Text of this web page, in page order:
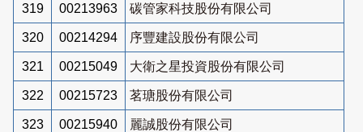
319 00213963 碳管家科技股份有限公司
320 00214294 序豐建設股份有限公司
321 00215049 大衛之星投資股份有限公司
322 00215723 茗瑭股份有限公司
323 00215940 麗誠股份有限公司